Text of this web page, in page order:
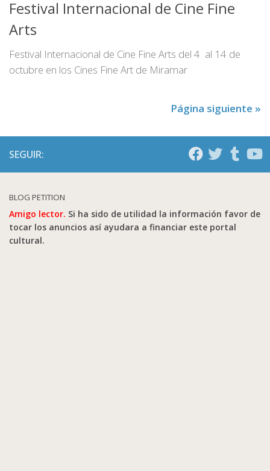
Festival Internacional de Cine Fine
Arts
Festival Internacional de Cine Fine Arts del 4 al 14 de
octubre en los Cines Fine Art de Miramar
Página siguiente »
SEGUIR:
BLOG PETITION
Amigo lector. Si ha sido de utilidad la información favor de
tocar los anuncios así ayudara a financiar este portal
cultural.